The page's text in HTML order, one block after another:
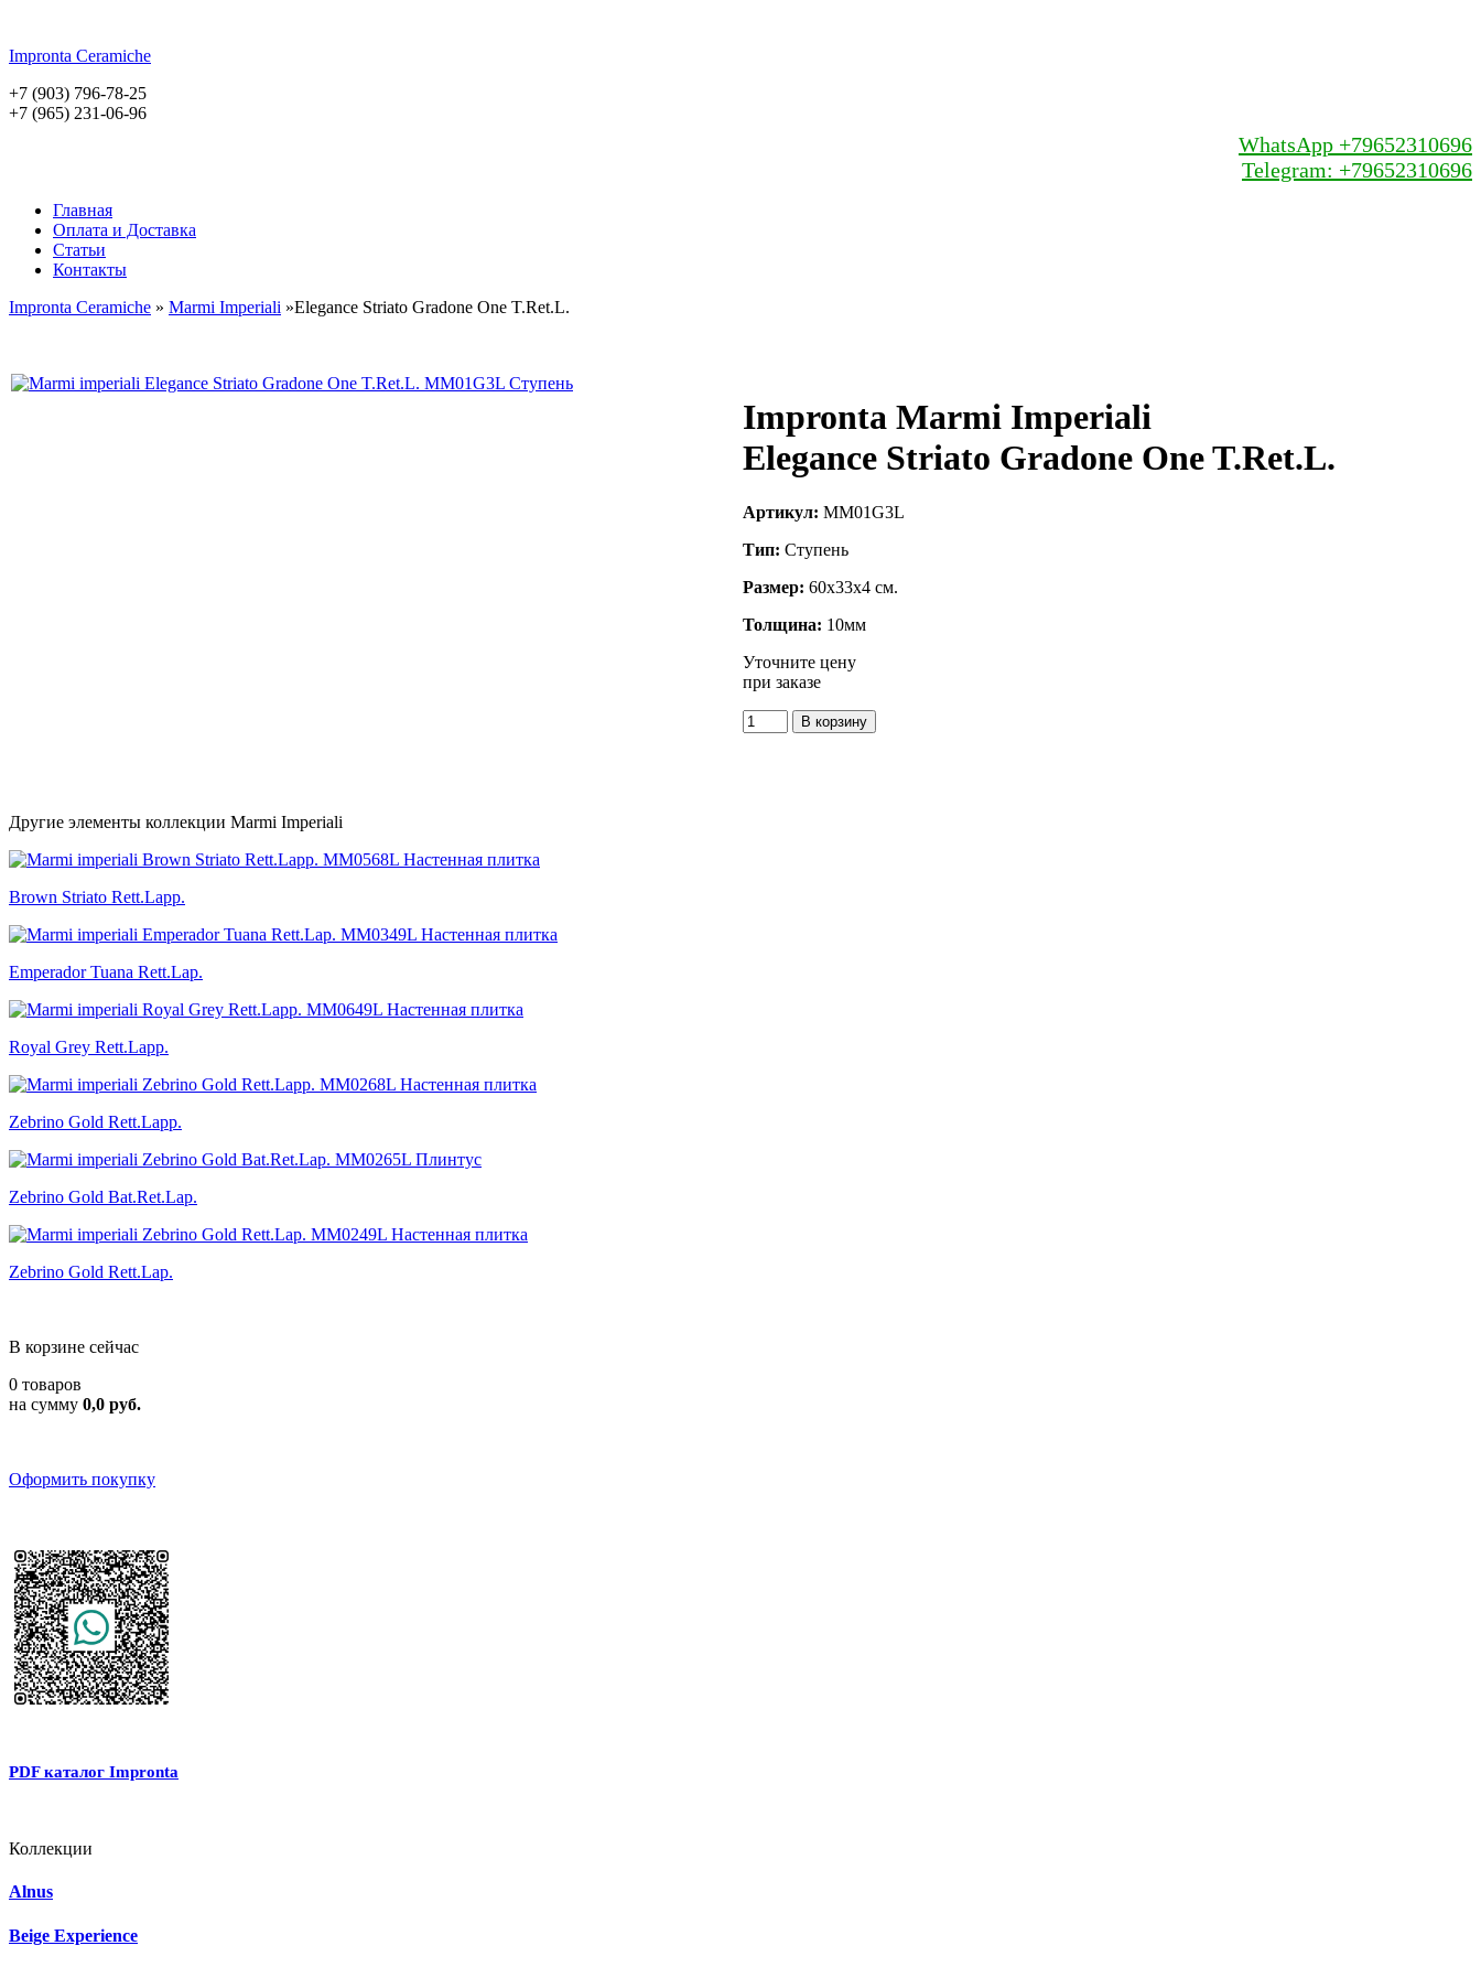
Impronta Ceramiche
+7 (903) 796-78-25
+7 (965) 231-06-96
WhatsApp +79652310696
Telegram: +79652310696
Главная
Оплата и Доставка
Статьи
Контакты
Impronta Ceramiche » Marmi Imperiali »Elegance Striato Gradone One T.Ret.L.
Impronta Marmi Imperiali
Elegance Striato Gradone One T.Ret.L.
Артикул: MM01G3L
Тип: Ступень
Размер: 60x33x4 см.
Толщина: 10мм
Уточните цену
при заказе
Другие элементы коллекции Marmi Imperiali
Brown Striato Rett.Lapp.
Emperador Tuana Rett.Lap.
Royal Grey Rett.Lapp.
Zebrino Gold Rett.Lapp.
Zebrino Gold Bat.Ret.Lap.
Zebrino Gold Rett.Lap.
В корзине сейчас
0 товаров
на сумму 0,0 руб.
Оформить покупку
PDF каталог Impronta
Коллекции
Alnus
Beige Experience